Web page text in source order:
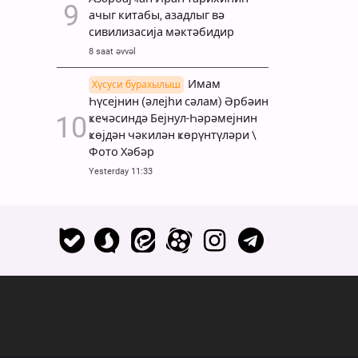
ачыг китабы, азадлыг вә
сивилизасија мәктәбидир
8 saat əvvəl
Хүсуси бурахылыш
Имам
Һүсејнин (әлејһи сәлам) Әрбәин
ҝеҹәсиндә Бејнул-Һәрәмејнин
ҝөјдән чәкилән ҝөрүнтүләри \
Фото Хәбәр
Yesterday 11:33